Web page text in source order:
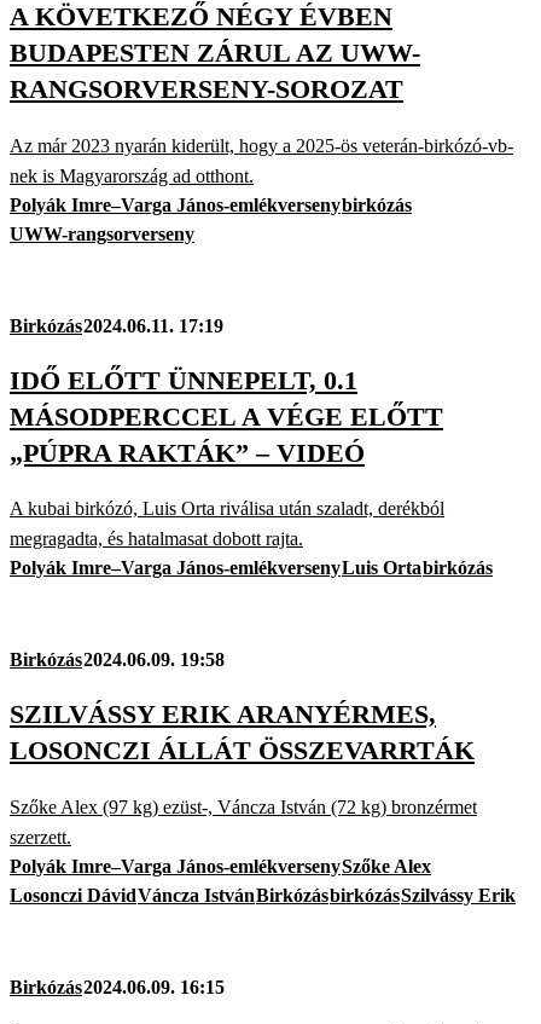
A KÖVETKEZŐ NÉGY ÉVBEN
BUDAPESTEN ZÁRUL AZ UWW-
RANGSORVERSENY-SOROZAT
Az már 2023 nyarán kiderült, hogy a 2025-ös veterán-birkózó-vb-
nek is Magyarország ad otthont.
Polyák Imre–Varga János-emlékversenybirkózás
UWW-rangsorverseny
Birkózás2024.06.11. 17:19
IDŐ ELŐTT ÜNNEPELT, 0.1
MÁSODPERCCEL A VÉGE ELŐTT
„PÚPRA RAKTÁK” – VIDEÓ
A kubai birkózó, Luis Orta riválisa után szaladt, derékból
megragadta, és hatalmasat dobott rajta.
Polyák Imre–Varga János-emlékversenyLuis Ortabirkózás
Birkózás2024.06.09. 19:58
SZILVÁSSY ERIK ARANYÉRMES,
LOSONCZI ÁLLÁT ÖSSZEVARRTÁK
Szőke Alex (97 kg) ezüst-, Váncza István (72 kg) bronzérmet
szerzett.
Polyák Imre–Varga János-emlékversenySzőke Alex
Losonczi DávidVáncza IstvánBirkózásbirkózásSzilvássy Erik
Birkózás2024.06.09. 16:15